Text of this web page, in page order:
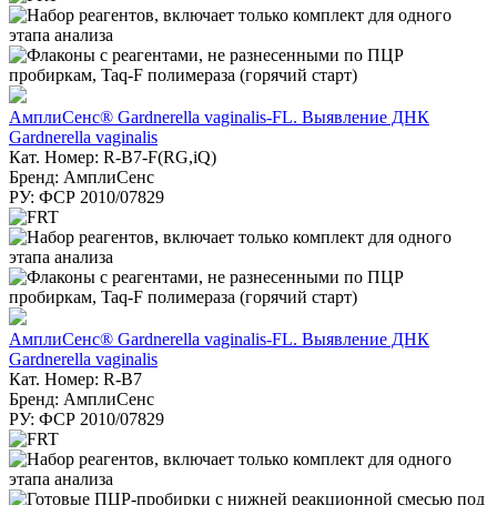
АмплиСенс® Gardnerella vaginalis-FL. Выявление ДНК
Gardnerella vaginalis
Кат. Номер: R-B7-F(RG,iQ)
Бренд: АмплиСенс
РУ: ФСР 2010/07829
АмплиСенс® Gardnerella vaginalis-FL. Выявление ДНК
Gardnerella vaginalis
Кат. Номер: R-B7
Бренд: АмплиСенс
РУ: ФСР 2010/07829